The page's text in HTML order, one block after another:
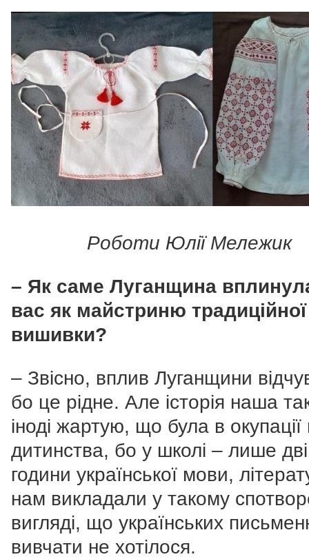
Роботи Юлії Мележик
– Як саме Луганщина
вас як майстриню традиційної
вишивки?
– Звісно, вплив Луганщини
бо це рідне. Але історія наша
іноді жартую, що була в
дитинства, бо у школі – лише дві
години української мови,
нам викладали у такому
вигляді, що українських
вивчати не хотілося.